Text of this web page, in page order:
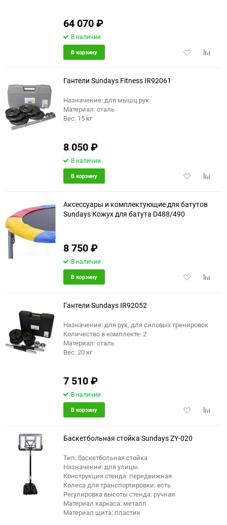
64 070₽
В наличии
Добавить
В корзину
Гантели Sundays Fitness IR92061
Назначение: для мышц рук
Материал: сталь
Вес: 15 кг
8 050₽
В наличии
Добавить
В корзину
Аксессуары и комплектующие для батутов
Sundays Кожух для батута D488/490
8 750₽
В наличии
Добавить
В корзину
Гантели Sundays IR92052
Назначение: для рук, для силовых тренировок
Количество в комплекте: 2
Материал: сталь
Вес: 20 кг
7 510₽
В наличии
Добавить
В корзину
еще 1 фото
Баскетбольная стойка Sundays ZY-020
Тип: баскетбольная стойка
Назначение: для улицы
Конструкция стенда: передвижная
Колеса для транспортировки: есть
Регулировка высоты стенда: ручная
Материал каркаса: металл
Материал щита: пластик